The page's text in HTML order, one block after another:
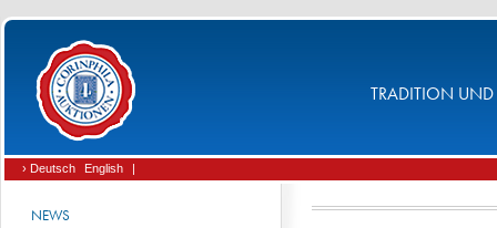
TRADITION UND
› Deutsch English |
NEWS